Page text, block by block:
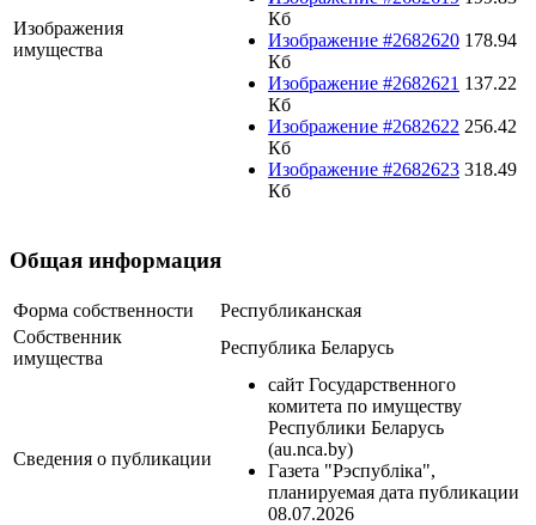
Изображения
имущества
Кб
Изображение #2682620 178.94
Кб
Изображение #2682621 137.22
Кб
Изображение #2682622 256.42
Кб
Изображение #2682623 318.49
Кб
Общая информация
Форма собственности
Республиканская
Собственник
имущества
Республика Беларусь
Сведения о публикации
сайт Государственного
комитета по имуществу
Республики Беларусь
(au.nca.by)
Газета "Рэспубліка",
планируемая дата публикации
08.07.2026